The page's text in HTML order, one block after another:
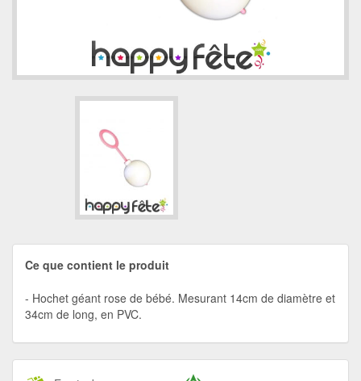
Ce que contient le produit
Hochet géant rose de bébé. Mesurant 14cm de diamètre et
34cm de long, en PVC.